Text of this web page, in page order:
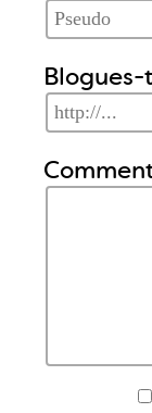
Blogues-